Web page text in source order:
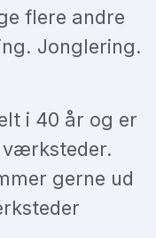
flere andre
Jonglering.
i 40 år og er
værksteder.
gerne ud